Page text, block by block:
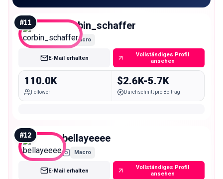
#11 corbin_schaffer
Macro
E-Mail erhalten
Vollständiges Profil
ansehen
110.0K
Follower
$2.6K-5.7K
Durchschnitt pro Beitrag
#12 bellayeeee
Macro
E-Mail erhalten
Vollständiges Profil
ansehen